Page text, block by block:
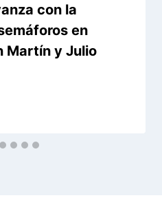
con la
en
Martín y Julio